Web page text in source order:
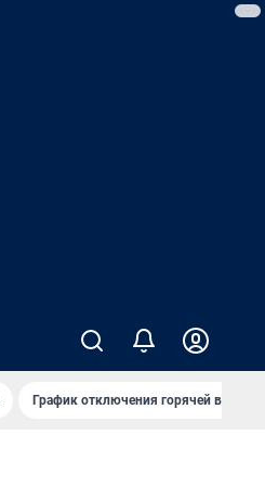
График отключения горячей воды в